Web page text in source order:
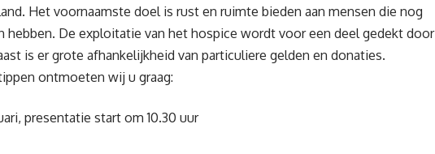
Het voornaamste doel is rust en ruimte bieden aan mensen die nog
hebben. De exploitatie van het hospice wordt voor een deel gedekt door
is er grote afhankelijkheid van particuliere gelden en donaties.
ontmoeten wij u graag:
presentatie start om 10.30 uur